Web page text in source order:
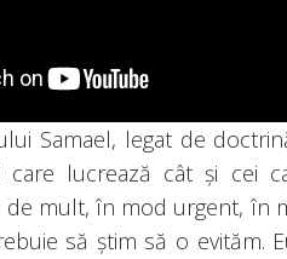
Samael, legat de
lucrează cât și cei
mult, în mod urgent, în
să știm să o evităm.